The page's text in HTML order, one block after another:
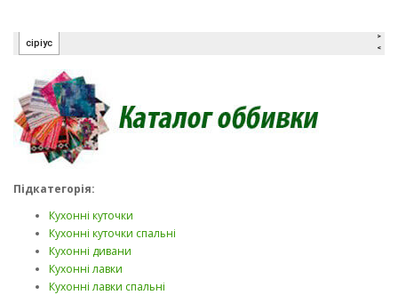
Підкатегорія:
Кухонні куточки
Кухонні куточки спальні
Кухонні дивани
Кухонні лавки
Кухонні лавки спальні